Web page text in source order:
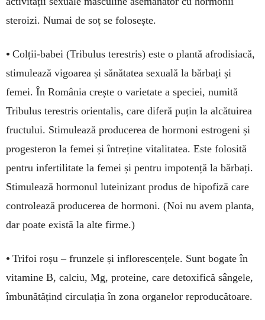
steroizi. Numai de soț se folosește.
• Colții-babei (Tribulus terestris) este o plantă afrodisiacă,
stimulează vigoarea și sănătatea sexuală la bărbați și
femei. În România crește o varietate a speciei, numită
Tribulus terestris orientalis, care diferă puțin la alcătuirea
fructului. Stimulează producerea de hormoni estrogeni și
progesteron la femei și întreține vitalitatea. Este folosită
pentru infertilitate la femei și pentru impotență la bărbați.
Stimulează hormonul luteinizant produs de hipofiză care
controlează producerea de hormoni. (Noi nu avem planta,
dar poate există la alte firme.)
• Trifoi roșu – frunzele și inflorescențele. Sunt bogate în
vitamine B, calciu, Mg, proteine, care detoxifică sângele,
îmbunătățind circulația în zona organelor reproducătoare.